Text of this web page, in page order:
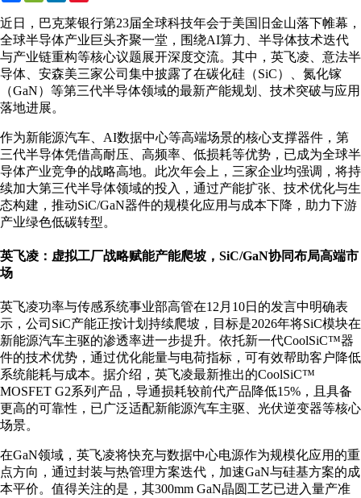
近日，巴克莱银行第23届全球科技年会于美国旧金山落下帷幕，
全球半导体产业巨头齐聚一堂，围绕AI算力、半导体技术迭代
与产业链重构等核心议题展开深度交流。其中，英飞凌、意法半
导体、安森美三家公司集中披露了在碳化硅（SiC）、氮化镓
（GaN）等第三代半导体领域的最新产能规划、技术突破与应用
落地进展。
作为新能源汽车、AI数据中心等高端场景的核心支撑器件，第
三代半导体凭借高耐压、高频率、低损耗等优势，已成为全球半
导体产业竞争的战略高地。此次年会上，三家企业均强调，将持
续加大第三代半导体领域的投入，通过产能扩张、技术优化与生
态构建，推动SiC/GaN器件的规模化应用与成本下降，助力下游
产业绿色低碳转型。
英飞凌：虚拟工厂战略赋能产能爬坡，SiC/GaN协同布局高端市
场
英飞凌功率与传感系统事业部高管在12月10日的发言中明确表
示，公司SiC产能正按计划持续爬坡，目标是2026年将SiC模块在
新能源汽车主驱的渗透率进一步提升。依托新一代CoolSiC™器
件的技术优势，通过优化能量与电荷指标，可有效帮助客户降低
系统能耗与成本。据介绍，英飞凌最新推出的CoolSiC™
MOSFET G2系列产品，导通损耗较前代产品降低15%，且具备
更高的可靠性，已广泛适配新能源汽车主驱、光伏逆变器等核心
场景。
在GaN领域，英飞凌将快充与数据中心电源作为规模化应用的重
点方向，通过封装与热管理方案迭代，加速GaN与硅基方案的成
本平价。值得关注的是，其300mm GaN晶圆工艺已进入量产准